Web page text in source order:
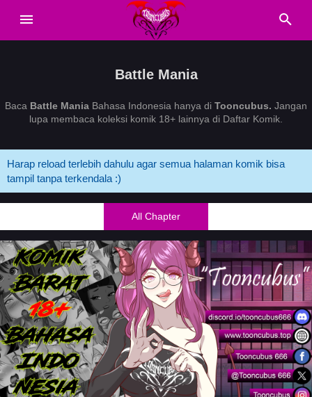
Battle Mania
Baca Battle Mania Bahasa Indonesia hanya di Tooncubus. Jangan
lupa membaca koleksi komik 18+ lainnya di Daftar Komik.
Harap reload terlebih dahulu agar semua halaman komik bisa
tampil tanpa terkendala :)
All Chapter